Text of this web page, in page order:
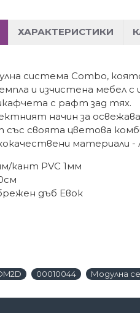
ХАРАКТЕРИСТИКИ
система Combo,
и изчистена мебел
с рафт зад тях.
начин за
своята цветова
материали -
кант PVC 1мм
дъб Евок
00010044 Модулна